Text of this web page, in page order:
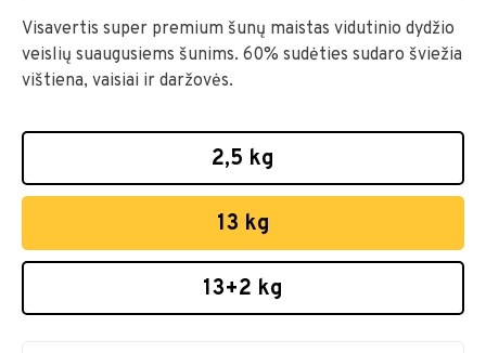
Visavertis super premium šunų maistas vidutinio dydžio
veislių suaugusiems šunims. 60% sudėties sudaro šviežia
vištiena, vaisiai ir daržovės.
2,5 kg
13 kg
13+2 kg